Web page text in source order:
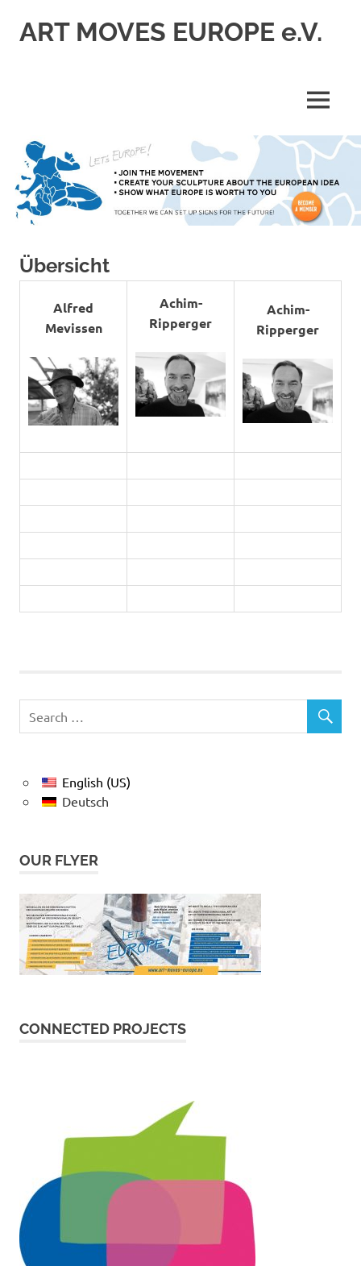
ART MOVES EUROPE e.V.
MENU
Übersicht
Alfred
Mevissen
Achim-
Ripperger
Achim-
Ripperger
English (US)
Deutsch
OUR FLYER
CONNECTED PROJECTS